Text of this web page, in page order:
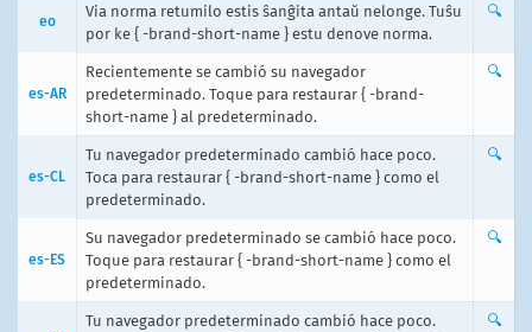
eo
Via norma retumilo estis ŝanĝita antaŭ nelonge. Tuŝu
por ke { -brand-short-name } estu denove norma.
🔍
es-AR
Recientemente se cambió su navegador
predeterminado. Toque para restaurar { -brand-
short-name } al predeterminado.
🔍
es-CL
Tu navegador predeterminado cambió hace poco.
Toca para restaurar { -brand-short-name } como el
predeterminado.
🔍
es-ES
Su navegador predeterminado se cambió hace poco.
Toque para restaurar { -brand-short-name } como el
predeterminado.
🔍
Tu navegador predeterminado cambió hace poco.
🔍